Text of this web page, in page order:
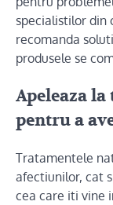
specialistilor din
recomanda
produsele se
Apeleaza
pentru a
Tratamentele
afectiunilor, cat
cea care iti vine